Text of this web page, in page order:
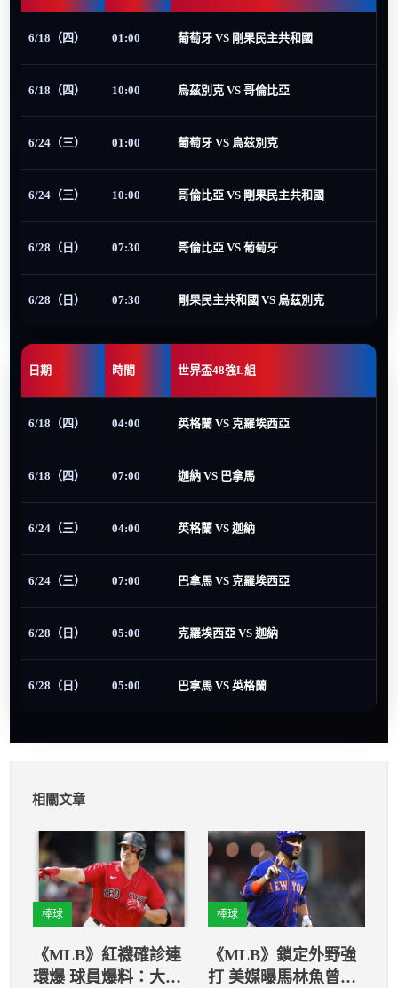
6/18（四） 01:00 葡萄牙 VS 剛果民主共和國
6/18（四） 10:00 烏茲別克 VS 哥倫比亞
6/24（三） 01:00 葡萄牙 VS 烏茲別克
6/24（三） 10:00 哥倫比亞 VS 剛果民主共和國
6/28（日） 07:30 哥倫比亞 VS 葡萄牙
6/28（日） 07:30 剛果民主共和國 VS 烏茲別克
日期 時間 世界盃48強L組
6/18（四） 04:00 英格蘭 VS 克羅埃西亞
6/18（四） 07:00 迦納 VS 巴拿馬
6/24（三） 04:00 英格蘭 VS 迦納
6/24（三） 07:00 巴拿馬 VS 克羅埃西亞
6/28（日） 05:00 克羅埃西亞 VS 迦納
6/28（日） 05:00 巴拿馬 VS 英格蘭
相關文章
棒球
《MLB》紅襪確診連
環爆 球員爆料：大聯
棒球
《MLB》鎖定外野強
打 美媒曝馬林魚曾與